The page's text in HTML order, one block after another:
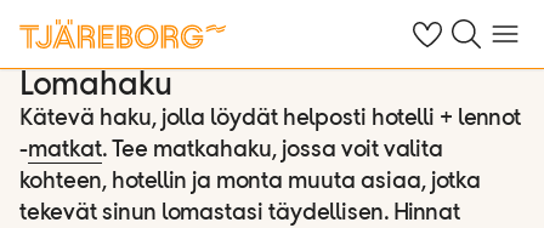
OmatHaku Valikko
Lomahaku
Kätevä haku, jolla löydät helposti hotelli + lennot
-matkat. Tee matkahaku, jossa voit valita
kohteen, hotellin ja monta muuta asiaa, jotka
tekevät sinun lomastasi täydellisen. Hinnat